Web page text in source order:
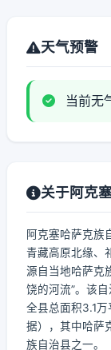
天气预警
当前无
关于阿克
阿克塞哈萨克族
青藏高原北缘、
源自当地哈萨克
饶的河流”。该
全县总面积3.1
据），其中哈萨
族自治县之一。